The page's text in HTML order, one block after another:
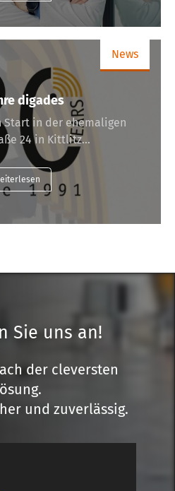
News
digades
Start in der ehemaligen
24 in Kittlitz…
Sie uns an!
der cleversten
und zuverlässig.